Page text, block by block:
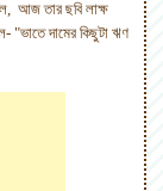
, আজ তার ছবি লাক্ষ
"ভাতে দামের কিছুটা ঋণ